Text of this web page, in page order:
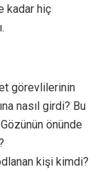
kadar hiç
görevlilerinin
nasıl girdi? Bu
önünde
kişi kimdi?